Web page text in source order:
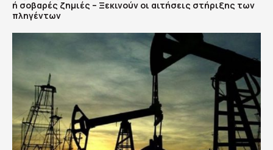
ή σοβαρές ζημιές – Ξεκινούν οι αιτήσεις στήριξης των
πληγέντων